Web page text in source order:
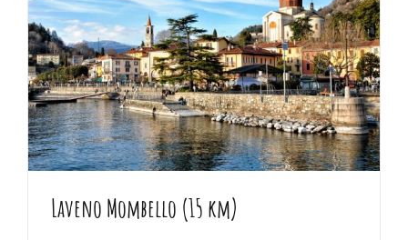
Laveno Mombello (15 km)